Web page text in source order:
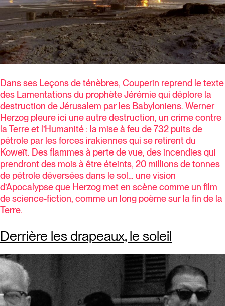
Dans ses Leçons de ténèbres, Couperin reprend le texte
des Lamentations du prophète Jérémie qui déplore la
destruction de Jérusalem par les Babyloniens. Werner
Herzog pleure ici une autre destruction, un crime contre
la Terre et l’Humanité : la mise à feu de 732 puits de
pétrole par les forces irakiennes qui se retirent du
Koweït. Des flammes à perte de vue, des incendies qui
prendront des mois à être éteints, 20 millions de tonnes
de pétrole déversées dans le sol… une vision
d’Apocalypse que Herzog met en scène comme un film
de science-fiction, comme un long poème sur la fin de la
Terre.
Derrière les drapeaux, le soleil